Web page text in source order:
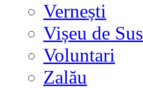
Vernești
Vișeu de Sus
Voluntari
Zalău